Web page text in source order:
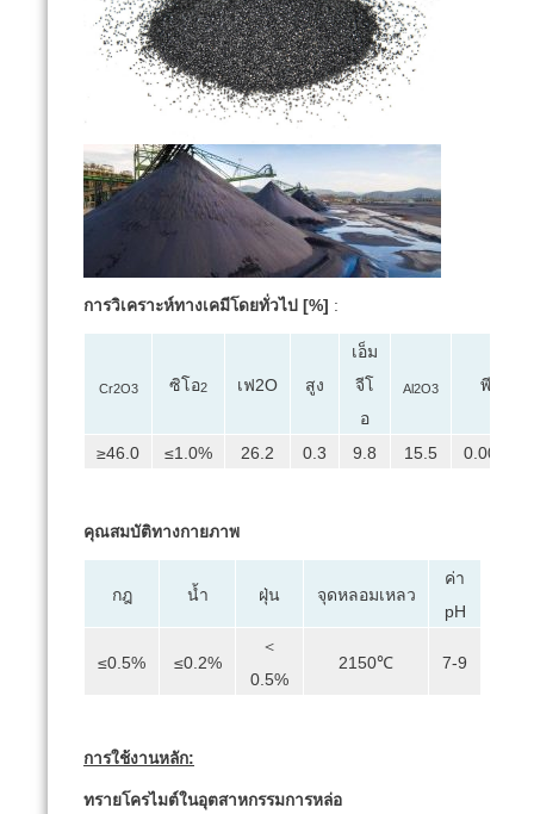
การวิเคราะห์ทางเคมีโดยทั่วไป [%] :
Cr2O3 ซิโอ2 เฟ2O สูง
เอ็ม
จีโ
อ
Al2O3 พี
≥46.0 ≤1.0% 26.2 0.3 9.8 15.5 0.003
คุณสมบัติทางกายภาพ
กฎ น้ำ ฝุ่น จุดหลอมเหลว
ค่า
pH
≤0.5% ≤0.2%
＜
0.5%
2150℃ 7-9
การใช้งานหลัก:
ทรายโครไมต์ในอุตสาหกรรมการหล่อ